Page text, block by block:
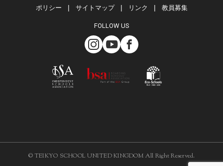
ポリシー サイトマップ リンク 教員募集
FOLLOW US
© TEIKYO SCHOOL UNITED KINGDOM All Right Reserved.